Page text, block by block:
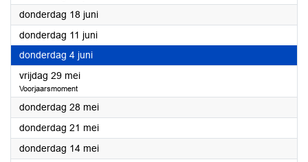
donderdag 18 juni2026
donderdag 11 juni2026
donderdag 4 juni2026
vrijdag 29 mei2026
Voorjaarsmoment
donderdag 28 mei2026
donderdag 21 mei2026
donderdag 14 mei2026